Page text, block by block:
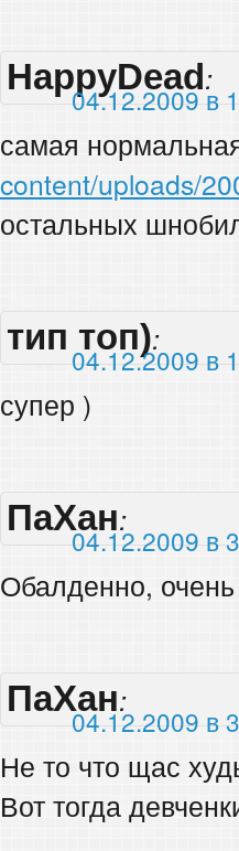
HappyDead:
04.12.2009 в
самая
content/uploads/
остальных
тип топ):
04.12.2009 в
супер )
ПаХан:
04.12.2009 в
Обалденно,
ПаХан:
04.12.2009 в
Не то что щас
Вот тогда